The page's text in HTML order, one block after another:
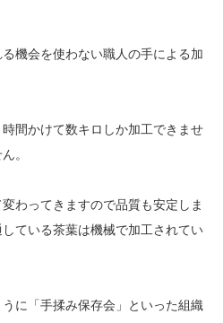
機会を使わない職人の手による加
間かけて数キロしか加工できませ
。
わってきますので品質も安定しま
ている茶葉は機械で加工されてい
に「手揉み保存会」といった組織